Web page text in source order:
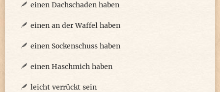
einen Dachschaden haben
einen an der Waffel haben
einen Sockenschuss haben
einen Haschmich haben
leicht verrückt sein